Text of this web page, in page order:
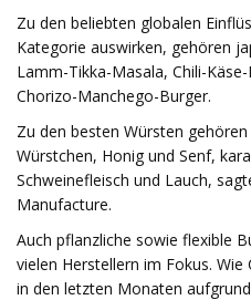
Zu den beliebten globalen
Kategorie auswirken, gehören
Lamm-Tikka-Masala, Chili-
Chorizo-Manchego-Burger.
Zu den besten Würsten
Würstchen, Honig und Senf,
Schweinefleisch und Lauch,
Manufacture.
Auch pflanzliche sowie flexible
vielen Herstellern im Fokus.
in den letzten Monaten